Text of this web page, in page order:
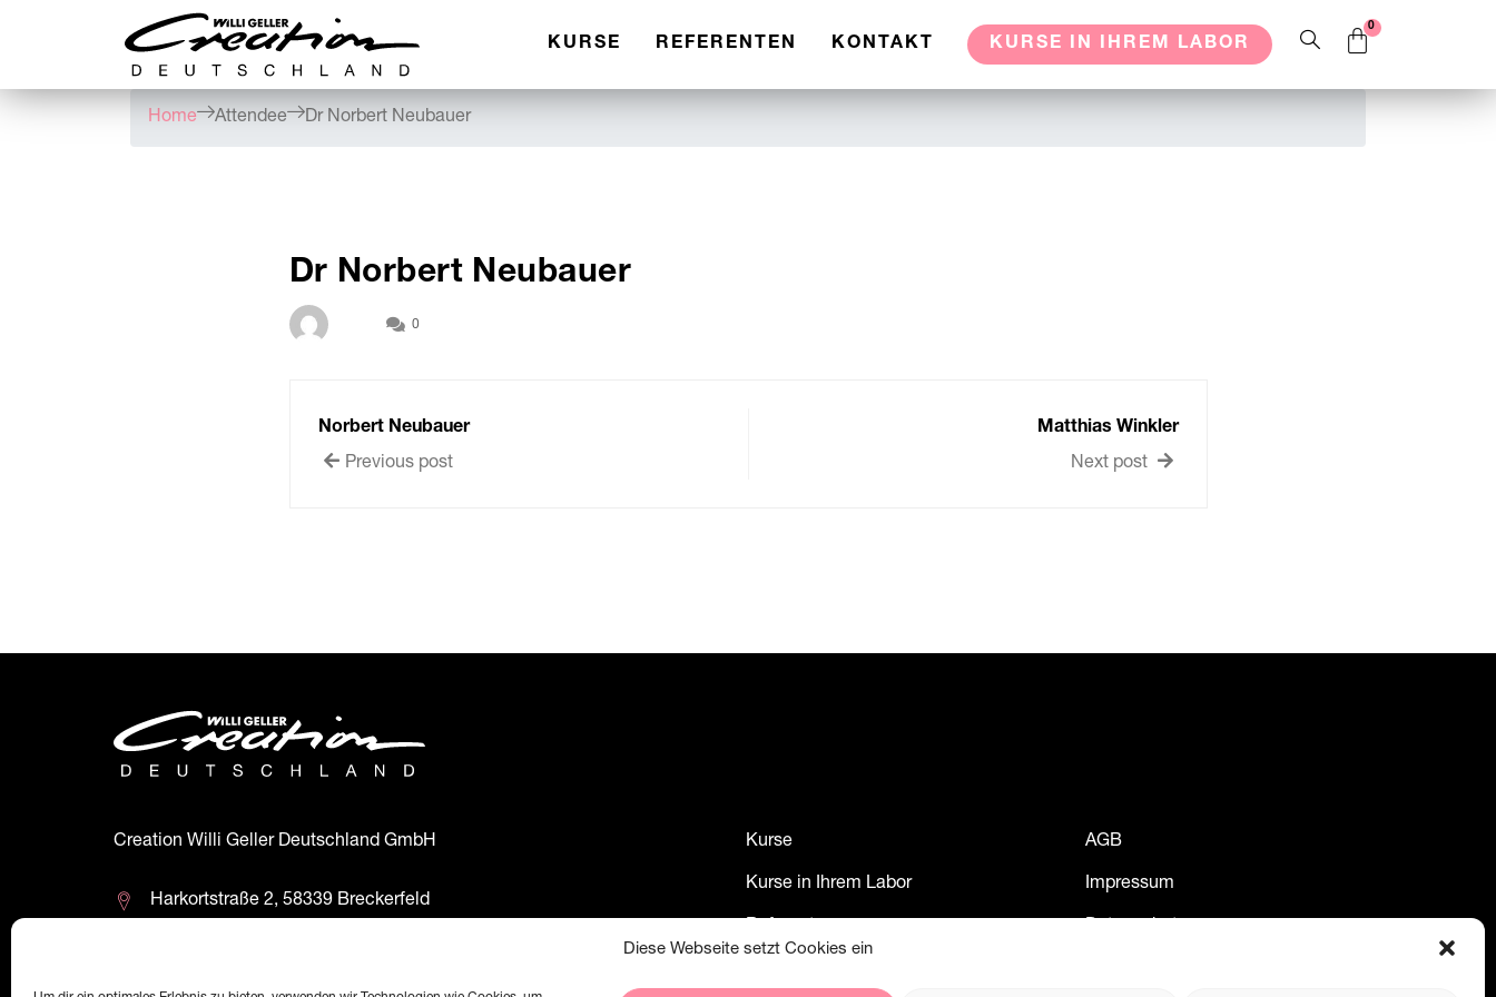
Diese Webseite setzt Cookies ein
KURSE REFERENTEN KONTAKT KURSE IN IHREM LABOR
Home Attendee Dr Norbert Neubauer
Dr Norbert Neubauer
0
Norbert Neubauer
Previous post
Matthias Winkler
Next post
Creation Willi Geller Deutschland GmbH
Harkortstraße 2, 58339 Breckerfeld
Kurse
Kurse in Ihrem Labor
AGB
Impressum